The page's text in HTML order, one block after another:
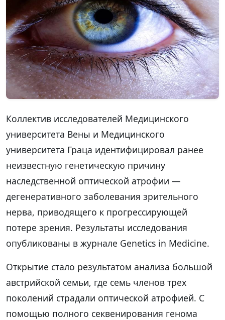
Коллектив исследователей Медицинского
университета Вены и Медицинского
университета Граца идентифицировал ранее
неизвестную генетическую причину
наследственной оптической атрофии —
дегенеративного заболевания зрительного
нерва, приводящего к прогрессирующей
потере зрения. Результаты исследования
опубликованы в журнале Genetics in Medicine.
Открытие стало результатом анализа большой
австрийской семьи, где семь членов трех
поколений страдали оптической атрофией. С
помощью полного секвенирования генома